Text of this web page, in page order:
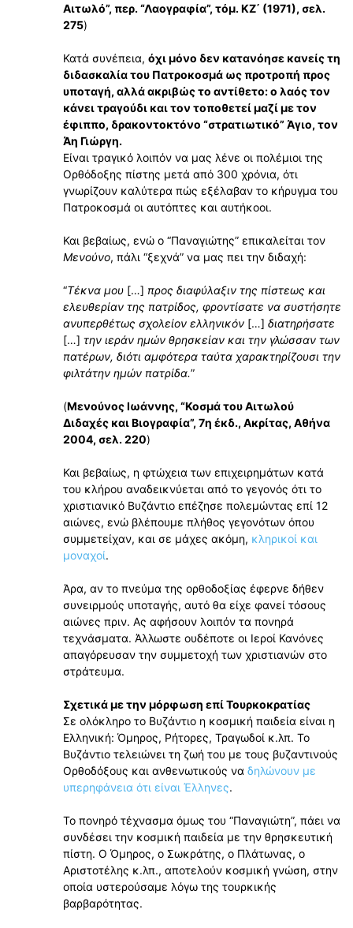
Αιτωλό”, περ. “Λαογραφία”, τόμ. ΚΖ΄ (1971), σελ.
275)
Κατά συνέπεια, όχι μόνο δεν κατανόησε κανείς τη
διδασκαλία του Πατροκοσμά ως προτροπή προς
υποταγή, αλλά ακριβώς το αντίθετο: ο λαός τον
κάνει τραγούδι και τον τοποθετεί μαζί με τον
έφιππο, δρακοντοκτόνο “στρατιωτικό” Άγιο, τον
Άη Γιώργη.
Είναι τραγικό λοιπόν να μας λένε οι πολέμιοι της
Ορθόδοξης πίστης μετά από 300 χρόνια, ότι
γνωρίζουν καλύτερα πώς εξέλαβαν το κήρυγμα του
Πατροκοσμά οι αυτόπτες και αυτήκοοι.
Και βεβαίως, ενώ ο “Παναγιώτης” επικαλείται τον
Μενούνο, πάλι “ξεχνά” να μας πει την διδαχή:
“Τέκνα μου […] προς διαφύλαξιν της πίστεως και
ελευθερίαν της πατρίδος, φροντίσατε να συστήσητε
ανυπερθέτως σχολείον ελληνικόν […] διατηρήσατε
[…] την ιεράν ημών θρησκείαν και την γλώσσαν των
πατέρων, διότι αμφότερα ταύτα χαρακτηρίζουσι την
φιλτάτην ημών πατρίδα.”
(Μενούνος Ιωάννης, “Κοσμά του Αιτωλού
Διδαχές και Βιογραφία”, 7η έκδ., Ακρίτας, Αθήνα
2004, σελ. 220)
Και βεβαίως, η φτώχεια των επιχειρημάτων κατά
του κλήρου αναδεικνύεται από το γεγονός ότι το
χριστιανικό Βυζάντιο επέζησε πολεμώντας επί 12
αιώνες, ενώ βλέπουμε πλήθος γεγονότων όπου
συμμετείχαν, και σε μάχες ακόμη, κληρικοί και
μοναχοί.
Άρα, αν το πνεύμα της ορθοδοξίας έφερνε δήθεν
συνειρμούς υποταγής, αυτό θα είχε φανεί τόσους
αιώνες πριν. Ας αφήσουν λοιπόν τα πονηρά
τεχνάσματα. Άλλωστε ουδέποτε οι Ιεροί Κανόνες
απαγόρευσαν την συμμετοχή των χριστιανών στο
στράτευμα.
Σχετικά με την μόρφωση επί Τουρκοκρατίας
Σε ολόκληρο το Βυζάντιο η κοσμική παιδεία είναι η
Ελληνική: Όμηρος, Ρήτορες, Τραγωδοί κ.λπ. Το
Βυζάντιο τελειώνει τη ζωή του με τους βυζαντινούς
Ορθοδόξους και ανθενωτικούς να δηλώνουν με
υπερηφάνεια ότι είναι Έλληνες.
Το πονηρό τέχνασμα όμως του “Παναγιώτη”, πάει να
συνδέσει την κοσμική παιδεία με την θρησκευτική
πίστη. Ο Όμηρος, ο Σωκράτης, ο Πλάτωνας, ο
Αριστοτέλης κ.λπ., αποτελούν κοσμική γνώση, στην
οποία υστερούσαμε λόγω της τουρκικής
βαρβαρότητας.